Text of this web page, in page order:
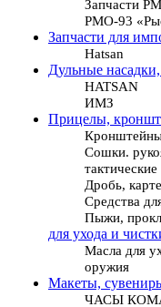
Запчасти
РМО-93
Запчасти для
Hatsan
Дульные
HATSAN
ИМЗ
Прицелы,
Сошки.
тактические
Дробь,
Средства
Пыжи,
для ухода и
Масла для
оружия
Макеты,
ЧАСЫ